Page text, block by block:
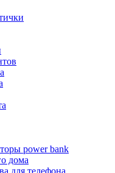
power bank
дома
для телефона